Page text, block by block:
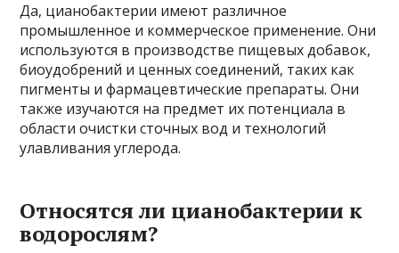
Да, цианобактерии имеют различное
промышленное и коммерческое применение. Они
используются в производстве пищевых добавок,
биоудобрений и ценных соединений, таких как
пигменты и фармацевтические препараты. Они
также изучаются на предмет их потенциала в
области очистки сточных вод и технологий
улавливания углерода.
Относятся ли цианобактерии к
водорослям?